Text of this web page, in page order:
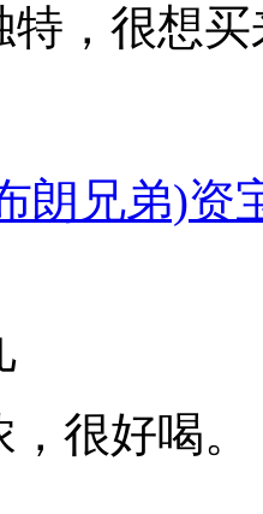
特，很想
朗兄弟)资
很好喝。